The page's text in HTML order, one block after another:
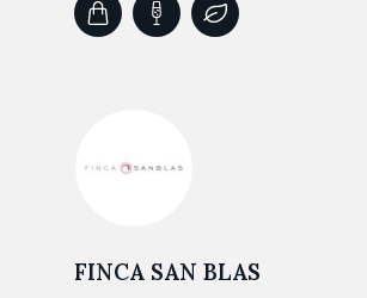
FINCA SAN BLAS